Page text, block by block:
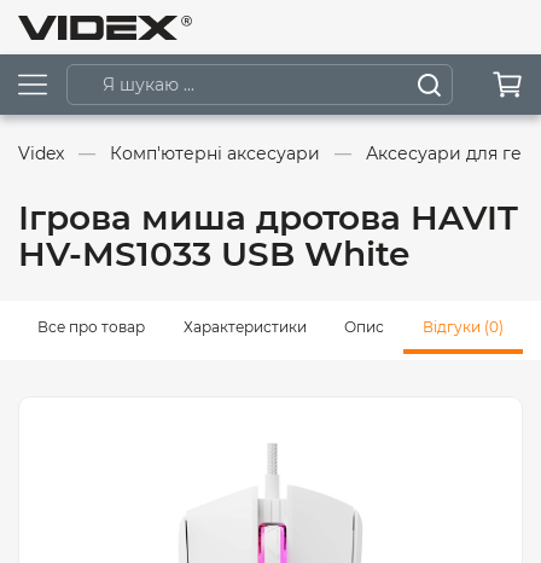
Videx Комп'ютерні аксесуари Аксесуари для
Ігрова миша дротова HAVIT
HV-MS1033 USB White
Все про товар Характеристики Опис Відгуки (0)